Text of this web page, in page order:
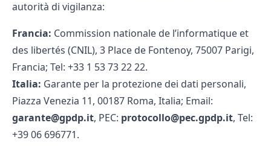
autorità di vigilanza:
Francia: Commission nationale de l’informatique et
des libertés (CNIL), 3 Place de Fontenoy, 75007 Parigi,
Francia; Tel: +33 1 53 73 22 22.
Italia: Garante per la protezione dei dati personali,
Piazza Venezia 11, 00187 Roma, Italia; Email:
garante@gpdp.it, PEC: protocollo@pec.gpdp.it, Tel:
+39 06 696771.